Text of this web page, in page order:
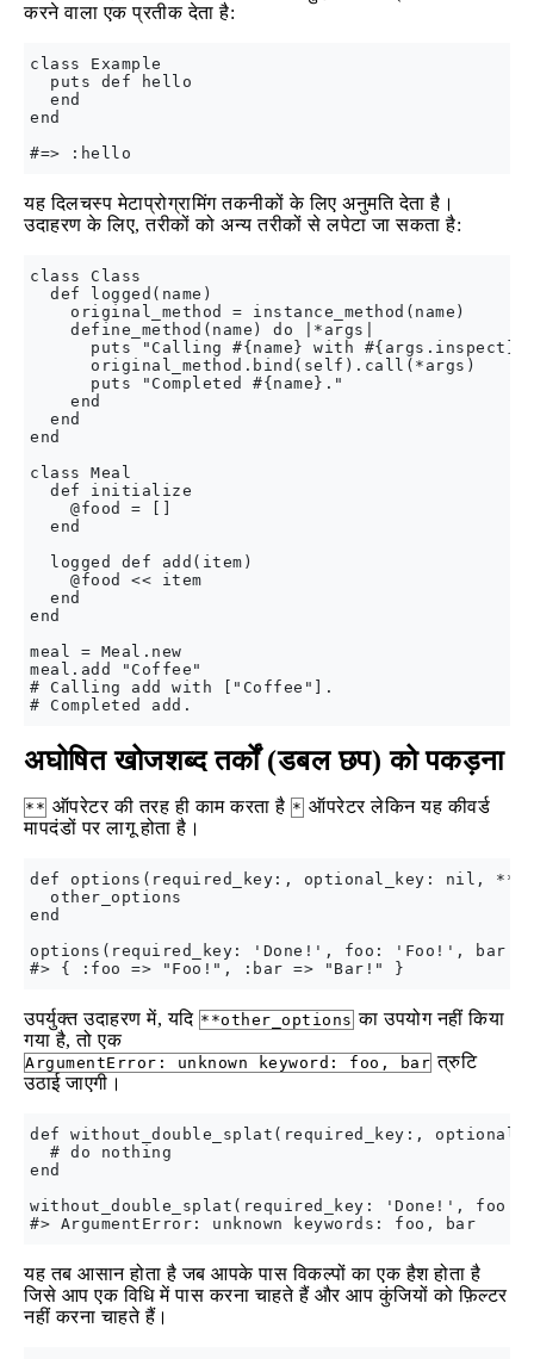
करने वाला एक प्रतीक देता है:
class Example
  puts def hello
  end
end
यह दिलचस्प मेटाप्रोग्रामिंग तकनीकों के लिए अनुमति देता है।
उदाहरण के लिए, तरीकों को अन्य तरीकों से लपेटा जा सकता है:
class Class
  def logged(name)
    original_method = instance_method(name)
    define_method(name) do |*args|
puts "Calling #{name} with
      original_method.bind(self).call(*args)
      puts "Completed #{name}."
    end
  end
end
class Meal
  def initialize
    @food = []
  end
  logged def add(item)
    @food << item
  end
end
meal = Meal.new
meal.add "Coffee"
# Calling add with ["Coffee"].
अघोषित खोजशब्द तर्कों (डबल छप) को पकड़ना
** ऑपरेटर की तरह ही काम करता है * ऑपरेटर लेकिन यह कीवर्ड
मापदंडों पर लागू होता है।
def options(required_key:, optional_key: nil,
  other_options
end
options(required_key: 'Done!', foo: 'Foo!', bar:
उपर्युक्त उदाहरण में, यदि **other_options का उपयोग नहीं किया
गया है, तो एक
ArgumentError: unknown keyword: foo, bar त्रुटि
उठाई जाएगी।
def without_double_splat(required_key:,
  # do nothing
end
without_double_splat(required_key: 'Done!',
यह तब आसान होता है जब आपके पास विकल्पों का एक हैश होता है
जिसे आप एक विधि में पास करना चाहते हैं और आप कुंजियों को फ़िल्टर
नहीं करना चाहते हैं।